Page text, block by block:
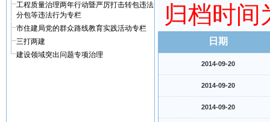
工程质量治理两年行动暨严厉打击转包违法
分包等违法行为专栏
市住建局党的群众路线教育实践活动专栏
三打两建
建设领域突出问题专项治理
归档时间
日期
2014-09-20
2014-09-20
2014-09-20